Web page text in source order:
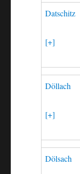
Datschitz
[+]
Döllach
[+]
Dölsach